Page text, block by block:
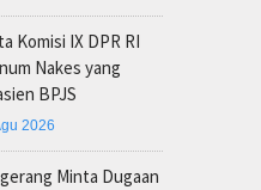
Komisi IX DPR RI
Nakes yang
BPJS
2026
Minta Dugaan